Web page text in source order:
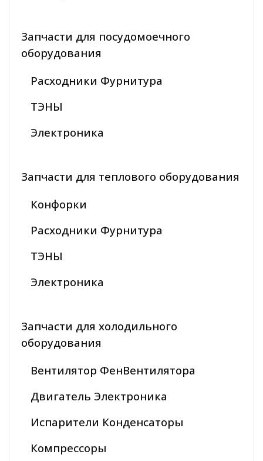
Запчасти для посудомоечного
оборудования
Расходники Фурнитура
ТЭНЫ
Электроника
Запчасти для теплового оборудования
Конфорки
Расходники Фурнитура
ТЭНЫ
Электроника
Запчасти для холодильного
оборудования
Вентилятор ФенВентилятора
Двигатель Электроника
Испарители Конденсаторы
Компрессоры